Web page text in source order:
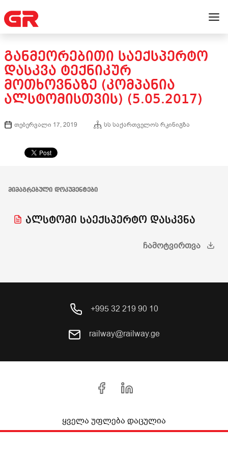
ᲒᲐᲜᲛᲔᲝᲠᲔᲑᲘᲗᲘ ᲡᲐᲔᲥᲡᲞᲔᲠᲢᲝ
ᲓᲐᲡᲙᲕᲐ ᲢᲔᲥᲜᲘᲙᲣᲠ
ᲛᲝᲗᲮᲝᲕᲜᲐᲖᲔ (ᲙᲝᲛᲞᲐᲜᲘᲐ
ᲐᲚᲡᲢᲝᲛᲘᲡᲗᲕᲘᲡ) (5.05.2017)
თებერვალი 17, 2019 სს საქართველოს რკინიგზა
ᲛᲘᲛᲐᲒᲠᲔᲑᲣᲚᲘ ᲓᲝᲙᲣᲛᲔᲜᲢᲔᲑᲘ
ალსტომი საექსპერტო დასკვნა
ᲩᲐᲛᲝᲢᲕᲘᲠᲗᲕᲐ
+995 32 219 90 10
railway@railway.ge
ყველა უფლება დაცულია